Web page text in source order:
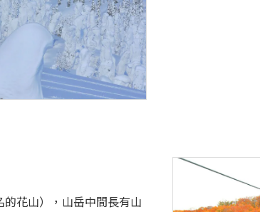
花山），山岳中間長有山